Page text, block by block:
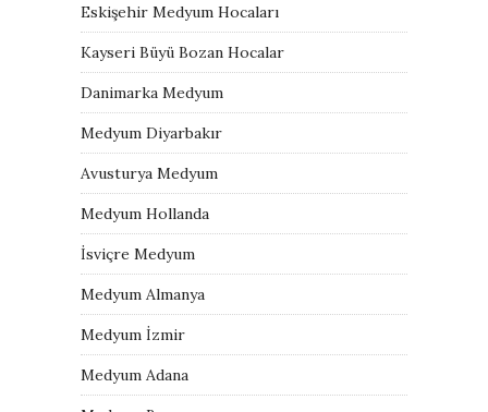
Eskişehir Medyum Hocaları
Kayseri Büyü Bozan Hocalar
Danimarka Medyum
Medyum Diyarbakır
Avusturya Medyum
Medyum Hollanda
İsviçre Medyum
Medyum Almanya
Medyum İzmir
Medyum Adana